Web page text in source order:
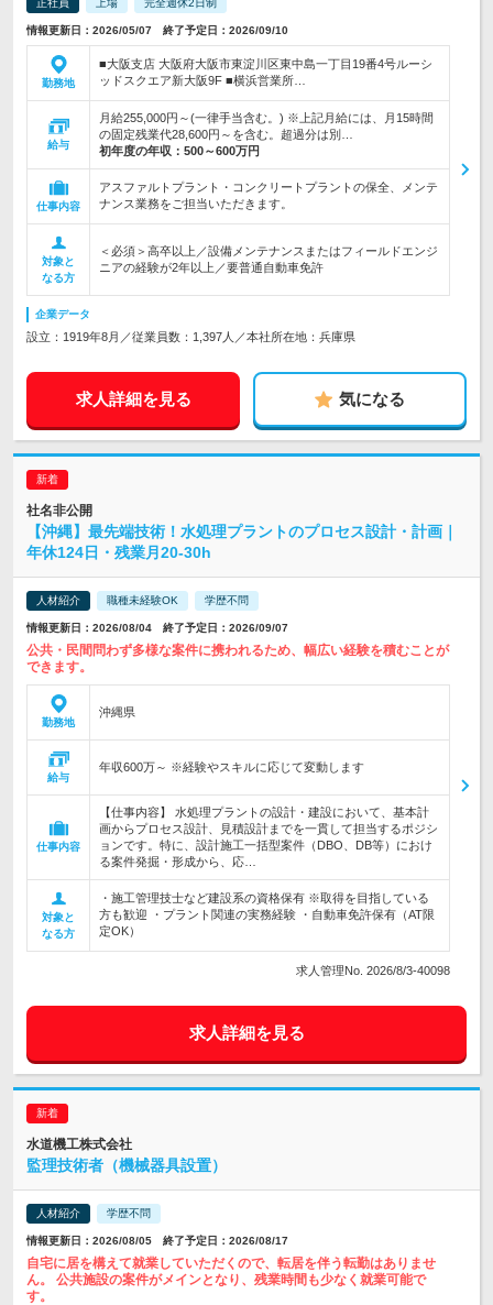
正社員 上場 完全週休2日制
情報更新日：2026/05/07 終了予定日：2026/09/10
勤務地
■大阪支店 大阪府大阪市東淀川区東中島一丁目19番4号ルーシ
ッドスクエア新大阪9F ■横浜営業所…
給与
月給255,000円～(一律手当含む。) ※上記月給には、月15時間
の固定残業代28,600円～を含む。超過分は別…
初年度の年収： 500～600万円
仕事内容
アスファルトプラント・コンクリートプラントの保全、メンテ
ナンス業務をご担当いただきます。
対象と
なる方
＜必須＞高卒以上／設備メンテナンスまたはフィールドエンジ
ニアの経験が2年以上／要普通自動車免許
企業データ
設立：1919年8月／従業員数：1,397人／本社所在地：兵庫県
求人詳細を見る 気になる
社名非公開
【沖縄】最先端技術！水処理プラントのプロセス設計・計画｜
年休124日・残業月20-30h
人材紹介 職種未経験OK 学歴不問
情報更新日：2026/08/04 終了予定日：2026/09/07
公共・民間問わず多様な案件に携われるため、幅広い経験を積むことが
できます。
勤務地
沖縄県
給与
年収600万～ ※経験やスキルに応じて変動します
仕事内容
【仕事内容】 水処理プラントの設計・建設において、基本計
画からプロセス設計、見積設計までを一貫して担当するポジシ
ョンです。特に、設計施工一括型案件（DBO、DB等）におけ
る案件発掘・形成から、応…
対象と
なる方
・施工管理技士など建設系の資格保有 ※取得を目指している
方も歓迎 ・プラント関連の実務経験 ・自動車免許保有（AT限
定OK）
求人管理No. 2026/8/3-40098
求人詳細を見る
水道機工株式会社
監理技術者（機械器具設置）
人材紹介 学歴不問
情報更新日：2026/08/05 終了予定日：2026/08/17
自宅に居を構えて就業していただくので、転居を伴う転勤はありませ
ん。 公共施設の案件がメインとなり、残業時間も少なく就業可能で
す。